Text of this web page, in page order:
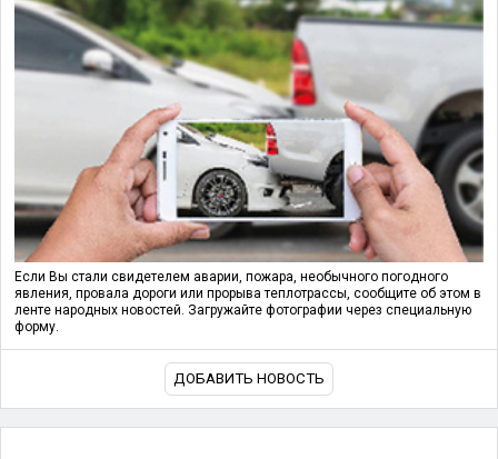
Если Вы стали свидетелем аварии, пожара, необычного погодного
явления, провала дороги или прорыва теплотрассы, сообщите об этом в
ленте народных новостей. Загружайте фотографии через специальную
форму.
ДОБАВИТЬ НОВОСТЬ